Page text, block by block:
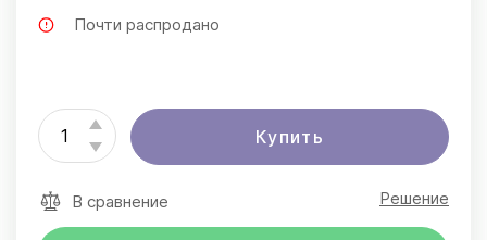
Почти распродано
Купить
В сравнение Решение